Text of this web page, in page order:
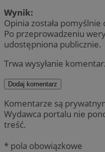
Wynik:
Opinia została pomyślnie
Po przeprowadzeniu
udostępniona publicznie.
Trwa wysyłanie
Dodaj komentarz
Komentarze są
Wydawca portalu nie
treść.
* pola obowiązkowe